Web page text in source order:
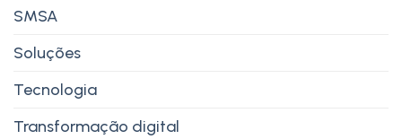
SMSA
Soluções
Tecnologia
Transformação digital